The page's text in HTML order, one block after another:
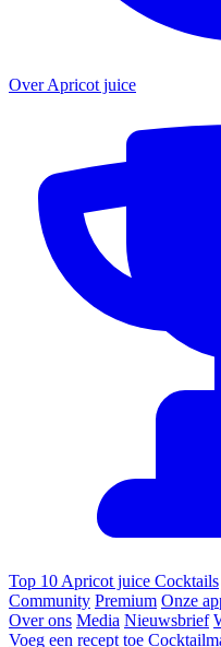
Over Apricot juice
Top 10 Apricot juice Cocktails
Community Premium Onze
Over ons Media Nieuwsbrief
Voeg een recept toe